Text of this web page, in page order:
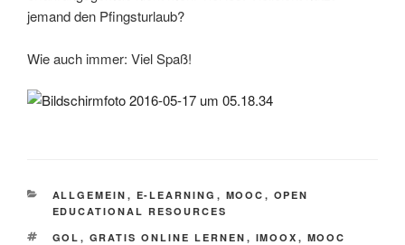
jemand den Pfingsturlaub?
Wie auch immer: Viel Spaß!
KATEGORIEN
ALLGEMEIN , E-LEARNING , MOOC , OPEN
EDUCATIONAL RESOURCES
SCHLAGWÖRTER
GOL , GRATIS ONLINE LERNEN , IMOOX , MOOC